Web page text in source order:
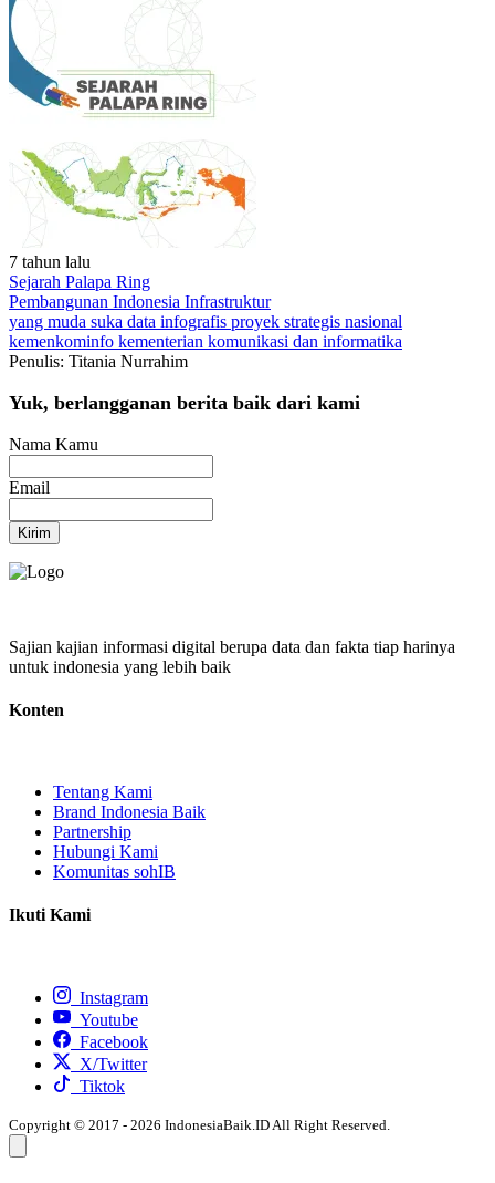
7 tahun lalu
Sejarah Palapa Ring
Pembangunan Indonesia Infrastruktur
yang muda suka data infografis proyek strategis nasional
kemenkominfo kementerian komunikasi dan informatika
Penulis: Titania Nurrahim
Yuk, berlangganan berita baik dari kami
Nama Kamu
Email
Kirim
Sajian kajian informasi digital berupa data dan fakta tiap harinya
untuk indonesia yang lebih baik
Konten
Tentang Kami
Brand Indonesia Baik
Partnership
Hubungi Kami
Komunitas sohIB
Ikuti Kami
Instagram
Youtube
Facebook
X/Twitter
Tiktok
Copyright © 2017 - 2026 IndonesiaBaik.ID All Right Reserved.